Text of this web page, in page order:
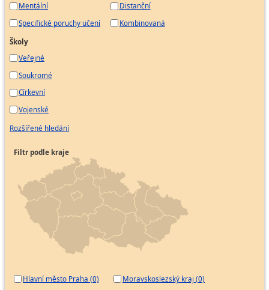
Mentální
Specifické poruchy učení
Distanční
Kombinovaná
Školy
Veřejné
Soukromé
Církevní
Vojenské
Rozšířené hledání
Filtr podle kraje
Hlavní město Praha (0)
Moravskoslezský kraj (0)